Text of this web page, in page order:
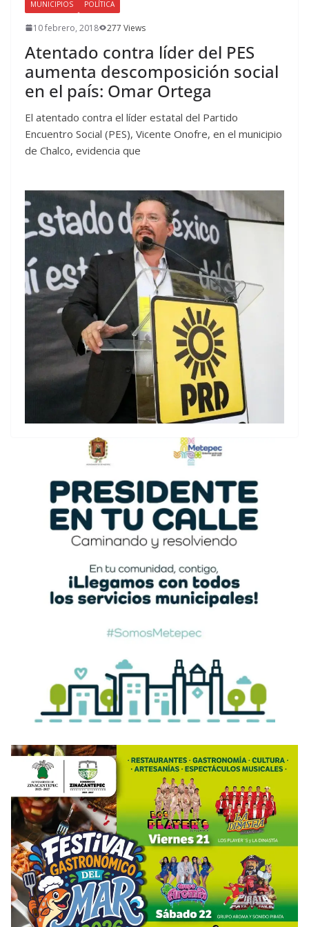
MUNICIPIOS POLÍTICA
10 febrero, 2018 277 Views
Atentado contra líder del PES
aumenta descomposición social
en el país: Omar Ortega
El atentado contra el líder estatal del Partido
Encuentro Social (PES), Vicente Onofre, en el municipio
de Chalco, evidencia que